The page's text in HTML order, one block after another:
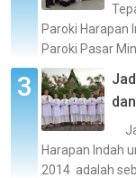
Paroki Harapan
Paroki Pasar
Harapan Indah
2014 adalah